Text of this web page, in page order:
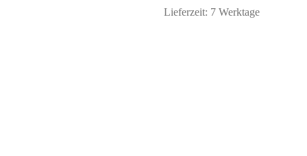
Lieferzeit: 7 Werktage